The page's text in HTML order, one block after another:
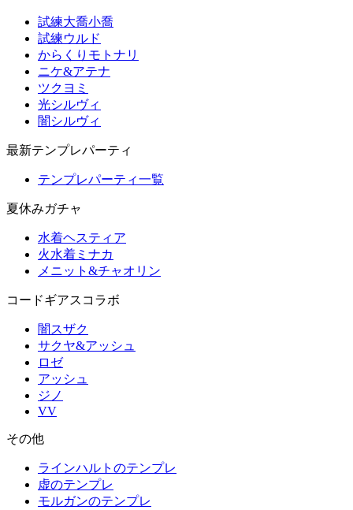
試練大喬小喬
試練ウルド
からくりモトナリ
ニケ&アテナ
ツクヨミ
光シルヴィ
闇シルヴィ
最新テンプレパーティ
テンプレパーティ一覧
夏休みガチャ
水着ヘスティア
火水着ミナカ
メニット&チャオリン
コードギアスコラボ
闇スザク
サクヤ&アッシュ
ロゼ
アッシュ
ジノ
VV
その他
ラインハルトのテンプレ
虚のテンプレ
モルガンのテンプレ